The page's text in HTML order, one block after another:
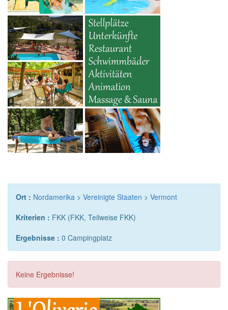
Ort : Nordamerika > Vereinigte Staaten > Vermont
Kriterien : FKK (FKK, Teilweise FKK)
Ergebnisse : 0 Campingplatz
Keine Ergebnisse!